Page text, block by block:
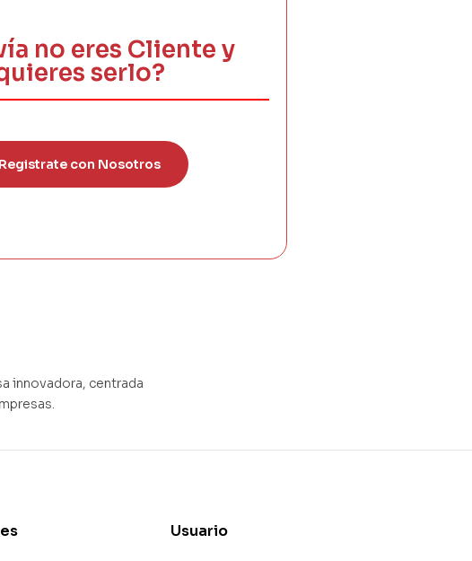
no eres Cliente y
serlo?
Registrate con Nosotros
innovadora, centrada
Usuario